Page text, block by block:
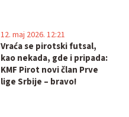
Vraća se pirotski futsal,
kao nekada, gde i pripada:
KMF Pirot novi član Prve
lige Srbije – bravo!
12. maj 2026. 12:21